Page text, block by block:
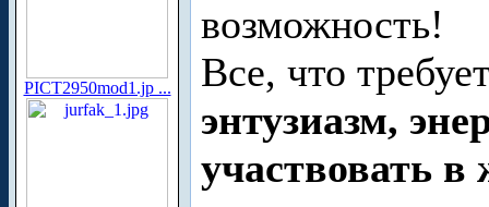
PICT2950mod1.jp ...
возможность!
Все, что
энтузиазм,
участвовать в